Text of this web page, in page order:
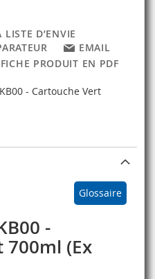
D’ENVIE
EMAIL
PRODUIT EN PDF
- Cartouche Vert
Glossaire
-
700ml (Ex